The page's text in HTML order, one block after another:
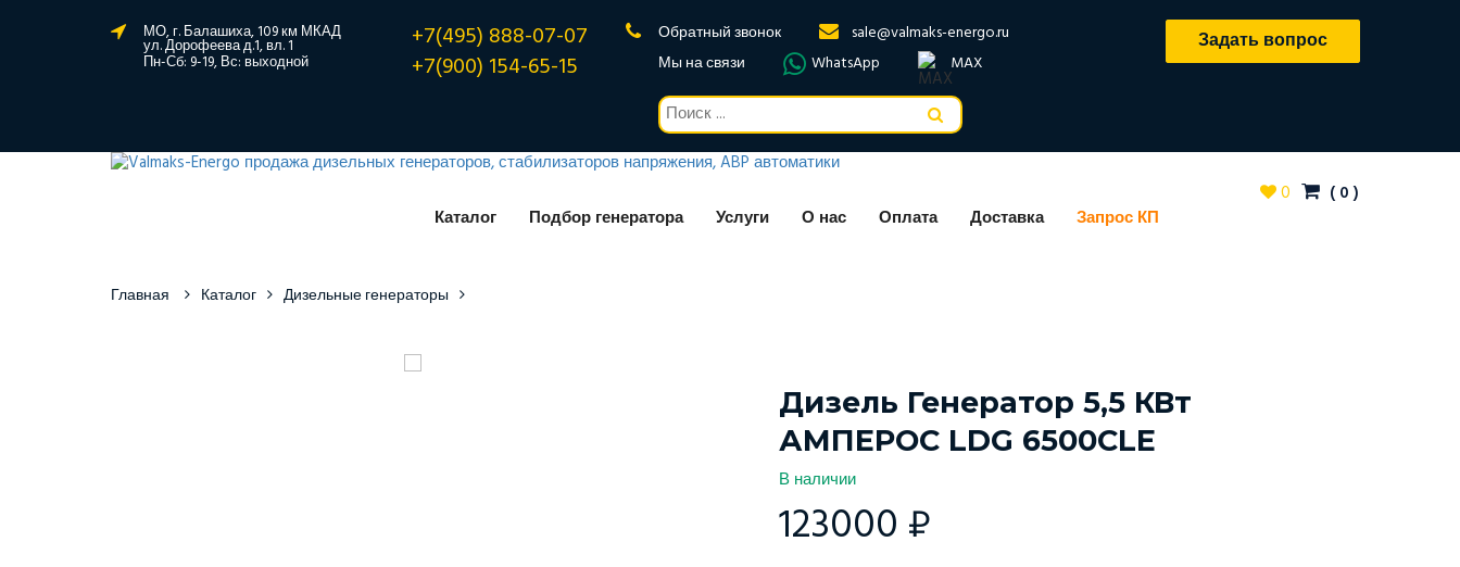
МО, г. Балашиха, 109 км МКАД
ул. Дорофеева д.1, вл. 1
Пн-Сб: 9-19, Вс: выходной
+7(495) 888-07-07
+7(900) 154-65-15
Обратный звонок
sale@valmaks-energo.ru
Мы на связи
WhatsApp MAX
Задать вопрос
Каталог Подбор генератора Услуги О нас Оплата Доставка Запрос КП
0 ( 0)
Главная Каталог Дизельные генераторы
Дизель Генератор 5,5 КВт
АМПЕРОС LDG 6500CLE
В наличии
123000 ₽